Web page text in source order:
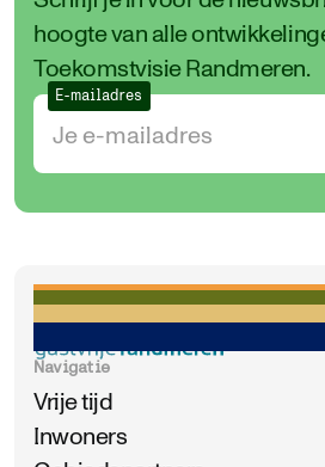
hoogte van alle
Toekomstvisie Randmeren.
E-mailadres
Navigatie
Vrije tijd
Inwoners